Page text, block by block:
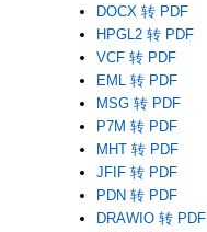
DOCX 转 PDF
HPGL2 转 PDF
VCF 转 PDF
EML 转 PDF
MSG 转 PDF
P7M 转 PDF
MHT 转 PDF
JFIF 转 PDF
PDN 转 PDF
DRAWIO 转 PDF